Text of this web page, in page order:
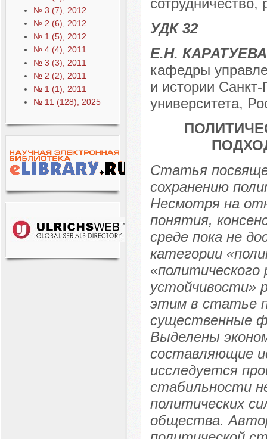
№ 3 (7), 2012
№ 2 (6), 2012
№ 1 (5), 2012
№ 4 (4), 2011
№ 3 (3), 2011
№ 2 (2), 2011
№ 1 (1), 2011
№ 11 (128), 2025
сотрудничество,
УДК 32
Е.Н. КАРАТУЕВА
кафедры
и истории Санкт-
университета,
Статья
сохранению
Несмотря на
понятия,
среде пока не
категории
«политического
устойчивости»
этим в статье
существенные
Выделены
составляющие
исследуется
стабильности
политических
общества.